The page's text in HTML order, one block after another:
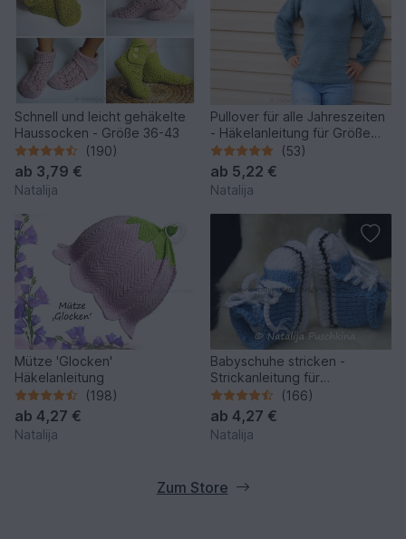
Schnell und leicht gehäkelte
Haussocken - Größe 36-43
(190)
ab 3,79 €
Natalija
Pullover für alle Jahreszeiten
- Häkelanleitung für Größe
32-50
(53)
ab 5,22 €
Natalija
Mütze 'Glocken'
Häkelanleitung
(198)
ab 4,27 €
Natalija
Babyschuhe stricken -
Strickanleitung für
Babyschuhe(166)
ab 4,27 €
Natalija
Zum Store